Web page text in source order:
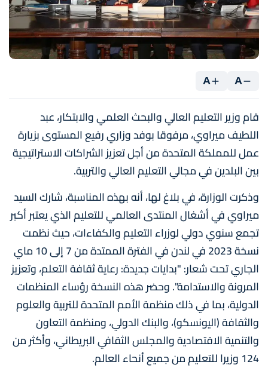
A
A
قام وزير التعليم العالي والبحث العلمي والابتكار، عبد
اللطيف ميراوي، مرفوقا بوفد وزاري رفيع المستوى بزيارة
عمل للمملكة المتحدة من أجل تعزيز الشراكات الاستراتيجية
بين البلدين في مجالي التعليم العالي والتربية.
وذكرت الوزارة، في بلاغ لها، أنه بهذه المناسبة، شارك السيد
ميراوي في أشغال المنتدى العالمي للتعليم الذي يعتبر أكبر
تجمع سنوي دولي لوزراء التعليم والكفاءات، حيث نظمت
نسخة 2023 في لندن في الفترة الممتدة من 7 إلى 10 ماي
الجاري تحت شعار: "بدايات جديدة: رعاية ثقافة التعلم، وتعزيز
المرونة والاستدامة". وحضر هذه النسخة رؤساء المنظمات
الدولية، بما في ذلك منظمة الأمم المتحدة للتربية والعلوم
والثقافة (اليونسكو)، والبنك الدولي، ومنظمة التعاون
والتنمية الاقتصادية والمجلس الثقافي البريطاني، وأكثر من
124 وزيرا للتعليم من جميع أنحاء العالم.